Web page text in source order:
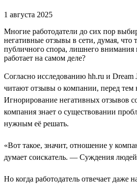
1 августа 2025
Многие работодатели до сих пор
негативные отзывы в сети, думая, что
публичного спора, лишнего внимания
работает на самом деле?
Согласно исследованию hh.ru и Dream
читают отзывы о компании, перед тем
Игнорирование негативных отзывов
компания знает о существовании
нужным её решать.
«Вот такое, значит, отношение у
думает соискатель. — Суждения
Но когда работодатель отвечает даже